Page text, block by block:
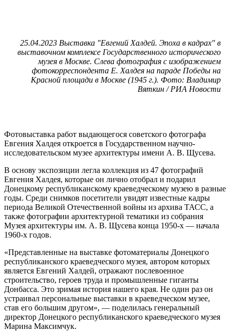
25.04.2023 Выставка "Евгений Халдей. Эпоха в кадрах" в
выставочном комплексе Государственного исторического
музея в Москве. Слева фотография с изображением
фотокорреспондента Е. Халдея на параде Победы на
Красной площади в Москве (1945 г.). Фото: Владимир
Вяткин / РИА Новости
Фотовыставка работ выдающегося советского фотографа
Евгения Халдея откроется в Государственном научно-
исследовательском музее архитектуры имени А. В. Щусева.
В основу экспозиции легла коллекция из 47 фотографий
Евгения Халдея, которые он лично отобрал и подарил
Донецкому республиканскому краеведческому музею в разные
годы. Среди снимков посетители увидят известные кадры
периода Великой Отечественной войны из архива ТАСС, а
также фотографии архитектурной тематики из собрания
Музея архитектуры им. А. В. Щусева конца 1950-х — начала
1960-х годов.
«Представленные на выставке фотоматериалы Донецкого
республиканского краеведческого музея, автором которых
является Евгений Халдей, отражают послевоенное
строительство, героев труда и промышленные гиганты
Донбасса. Это зримая история нашего края. Не один раз он
устраивал персональные выставки в краеведческом музее,
став его большим другом», — поделилась генеральный
директор Донецкого республиканского краеведческого музея
Марина Максимчук.